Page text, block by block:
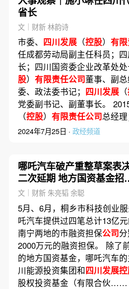
省长
文｜财新 林韵诗
市委、 四川发展（控股） 有
任成都劳动局副主任科员；
长；四川国资委企业改革处处
股） 有限责任公司董事、副
委、政法委书记； 四川发展（
党委副书记、副董事长。
（控股） 有限责任公司总经
2024年7月25日 · 政经频道
哪吒汽车破产重整草案表
二次延期 地方国资基金招
风险再审视(含视频)
文｜财新 朱亮韬 余聪
5月、6月，桐乡市科技创业
吒汽车提供过四笔总计13亿元
南宁两地的市融资担保公司
2000万元的融资担保。 除了
的地方国资基金，哪吒汽车
川能源投资集团和四川发展
股权投资基金（有限合伙……